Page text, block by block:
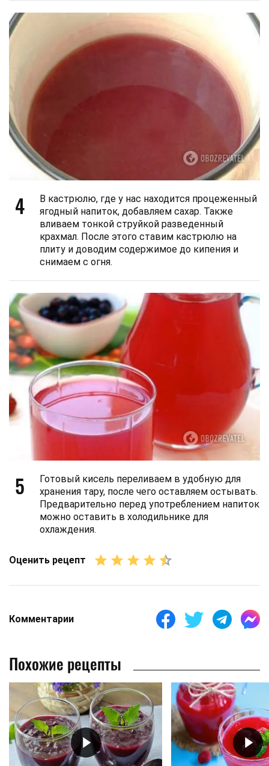
4
В кастрюлю, где у нас находится процеженный
ягодный напиток, добавляем сахар. Также
вливаем тонкой струйкой разведенный
крахмал. После этого ставим кастрюлю на
плиту и доводим содержимое до кипения и
снимаем с огня.
5
Готовый кисель переливаем в удобную для
хранения тару, после чего оставляем остывать.
Предварительно перед употреблением напиток
можно оставить в холодильнике для
охлаждения.
Оценить рецепт
Комментарии
Похожие рецепты